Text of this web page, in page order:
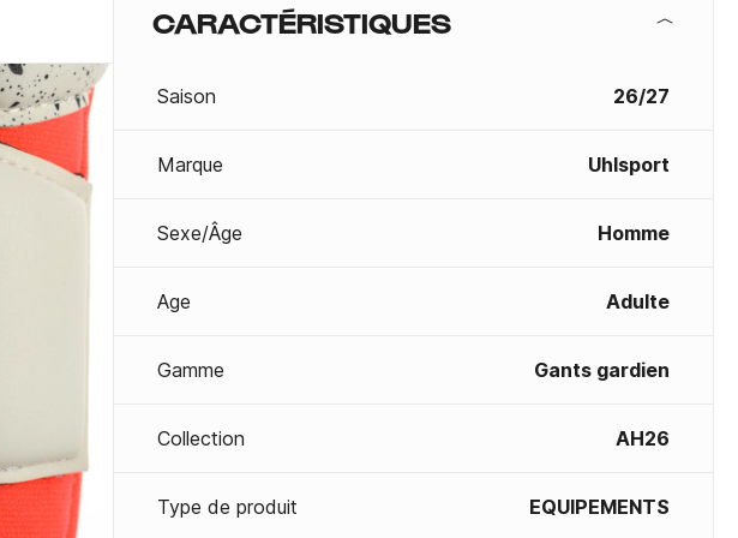
CARACTÉRISTIQUES
Saison 26/27
Marque Uhlsport
Sexe/Âge Homme
Age Adulte
Gamme Gants gardien
Collection AH26
Type de produit EQUIPEMENTS